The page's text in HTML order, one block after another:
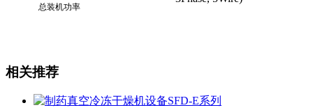
总装机功率
相关推荐